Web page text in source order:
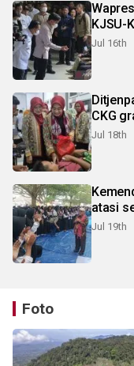
KJSU-
Jul 16th
CKG
Jul 18th
atasi
Jul 19th
Foto